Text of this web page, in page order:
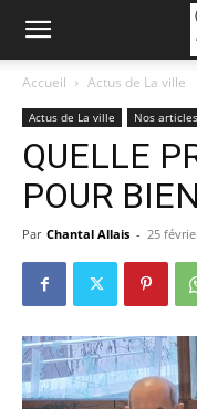
Accueil Actus de La ville
Actus de La ville Nos articles
QUELLE
POUR
Par Chantal Allais - 25